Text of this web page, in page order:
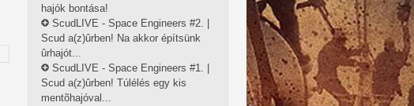
hajók bontása!
ScudLIVE - Space Engineers #2. |
Scud a(z)ûrben! Na akkor építsünk
ûrhajót...
ScudLIVE - Space Engineers #1. |
Scud a(z)ûrben! Túlélés egy kis
mentõhajóval...